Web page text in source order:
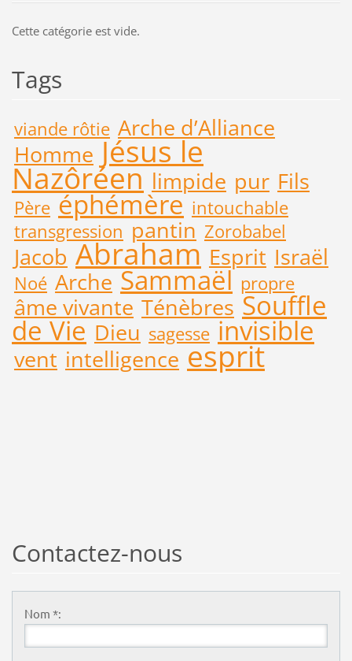
Cette catégorie est vide.
Tags
viande rôtie Arche d’Alliance
Homme Jésus le
Nazôréen limpide pur Fils
Père éphémère intouchable
transgression pantin Zorobabel
Jacob Abraham Esprit Israël
Noé Arche Sammaël propre
âme vivante Ténèbres Souffle
de Vie Dieu sagesse invisible
vent intelligence esprit
Contactez-nous
Nom *: